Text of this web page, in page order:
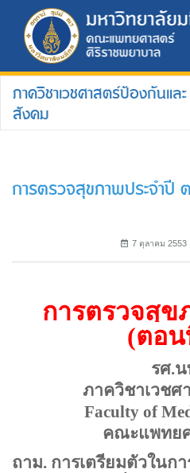
ภาควิชาเวชศาสตร์ป้องกันและ
สังคม
การตรวจสุขภาพประจำปี
7 ตุลาคม 2553
การตรวจสุข
(ตอ
รศ.
ภาควิชาเวชศ
Faculty of
คณะแพทย
ถาม. การเตรียมตัวในก